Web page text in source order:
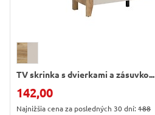
TV skrinka s dvierkami a zásuvko...
142,00
Najnižšia cena za posledných 30 dní: 188